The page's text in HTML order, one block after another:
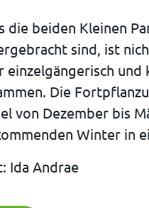
die beiden Kleinen
sind, ist
einzelgängerisch
Die
von Dezember bis
Winter in
Ida Andrae